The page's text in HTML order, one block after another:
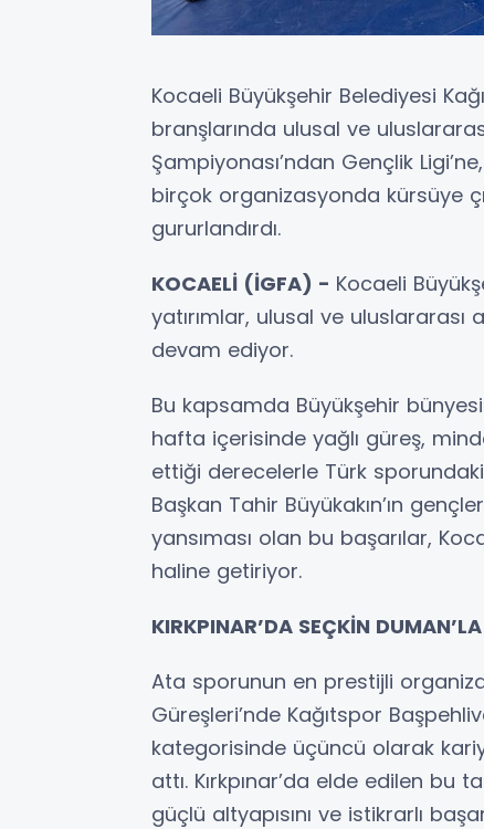
Kocaeli Büyükşehir Belediyesi
branşlarında ulusal ve
Şampiyonası’ndan Gençlik
birçok organizasyonda kürsüye
gururlandırdı.
KOCAELİ (İGFA) - Kocaeli
yatırımlar, ulusal ve
devam ediyor.
Bu kapsamda Büyükşehir
hafta içerisinde yağlı güreş,
ettiği derecelerle Türk
Başkan Tahir Büyükakın’ın
yansıması olan bu başarılar,
haline getiriyor.
KIRKPINAR’DA SEÇKİN
Ata sporunun en prestijli
Güreşleri’nde Kağıtspor
kategorisinde üçüncü olarak
attı. Kırkpınar’da elde edilen bu
güçlü altyapısını ve istikrarlı